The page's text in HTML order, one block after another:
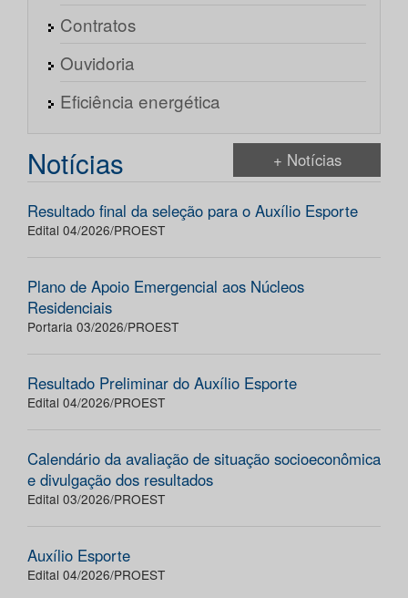
Contratos
Ouvidoria
Eficiência energética
Notícias + Notícias
Resultado final da seleção para o Auxílio Esporte
Edital 04/2026/PROEST
Plano de Apoio Emergencial aos Núcleos
Residenciais
Portaria 03/2026/PROEST
Resultado Preliminar do Auxílio Esporte
Edital 04/2026/PROEST
Calendário da avaliação de situação socioeconômica
e divulgação dos resultados
Edital 03/2026/PROEST
Auxílio Esporte
Edital 04/2026/PROEST